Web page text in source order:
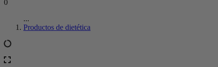
0
...
Productos de dietética